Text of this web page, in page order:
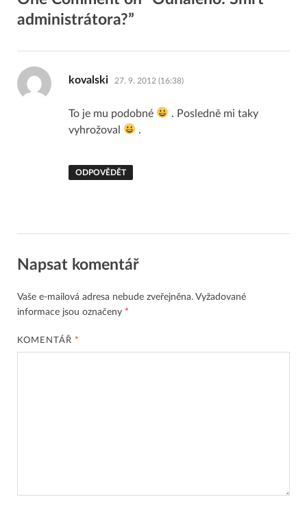
administrátora?”
kovalski napsal:
27. 9. 2012 (16:38)
To je mu podobné
. Posledně mi taky
vyhrožoval
.
ODPOVĚDĚT
Napsat komentář
Vaše e-mailová adresa nebude zveřejněna. Vyžadované
informace jsou označeny *
KOMENTÁŘ *